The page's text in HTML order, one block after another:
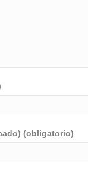
(obligatorio)